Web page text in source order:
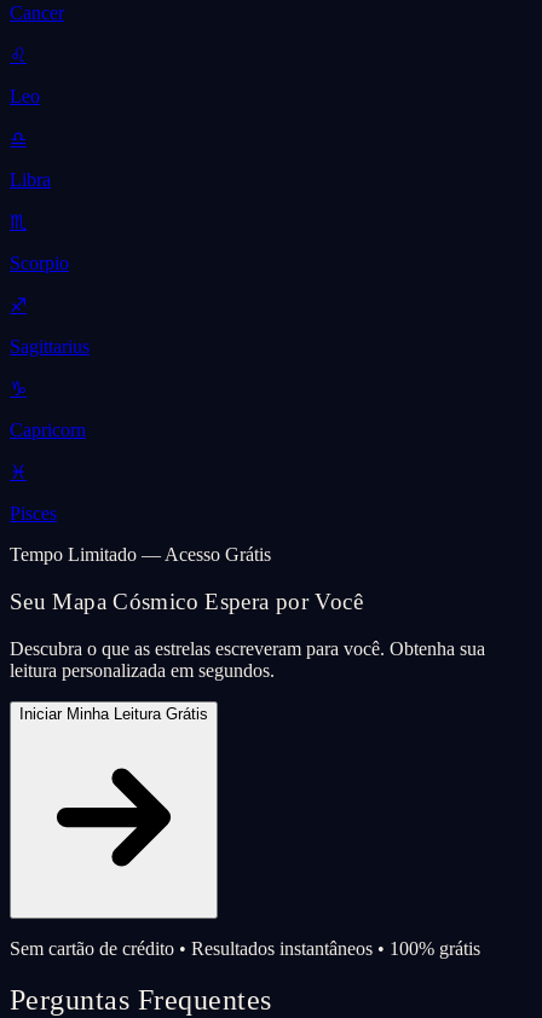
Cancer
♌
Leo
♎
Libra
♏
Scorpio
♐
Sagittarius
♑
Capricorn
♓
Pisces
Tempo Limitado — Acesso Grátis
Seu Mapa Cósmico Espera por Você
Descubra o que as estrelas escreveram para você. Obtenha sua
leitura personalizada em segundos.
Iniciar Minha Leitura Grátis
Sem cartão de crédito • Resultados instantâneos • 100% grátis
Perguntas Frequentes